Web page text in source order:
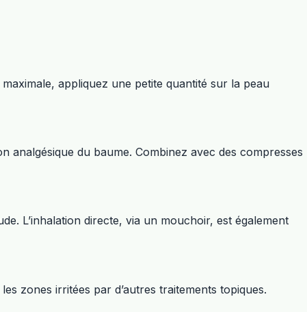
appliquez une petite quantité sur la peau
analgésique du baume. Combinez avec des compresses
L’inhalation directe, via un mouchoir, est également
zones irritées par d’autres traitements topiques.